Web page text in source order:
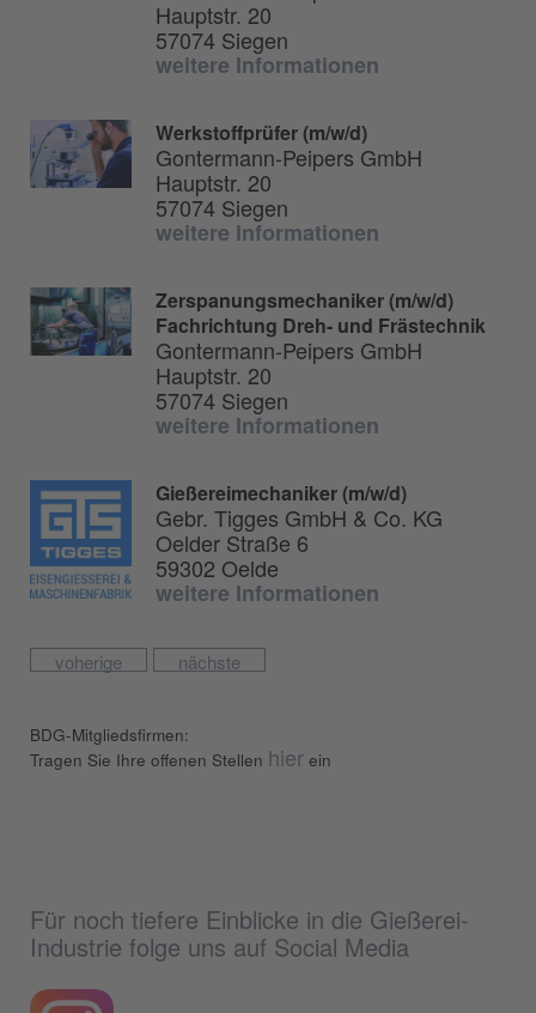
Hauptstr. 20
57074 Siegen
weitere Informationen
Werkstoffprüfer (m/w/d)
Gontermann-Peipers GmbH
Hauptstr. 20
57074 Siegen
weitere Informationen
Zerspanungsmechaniker (m/w/d)
Fachrichtung Dreh- und Frästechnik
Gontermann-Peipers GmbH
Hauptstr. 20
57074 Siegen
weitere Informationen
Gießereimechaniker (m/w/d)
Gebr. Tigges GmbH & Co. KG
Oelder Straße 6
59302 Oelde
weitere Informationen
voherige nächste
BDG-Mitgliedsfirmen:
Tragen Sie Ihre offenen Stellen hier ein
Für noch tiefere Einblicke in die Gießerei-
Industrie folge uns auf Social Media